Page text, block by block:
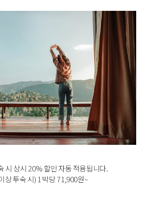
시 상시 20% 할인 자동 적용됩니다.
상 투숙 시) 1 박당 71,900원~